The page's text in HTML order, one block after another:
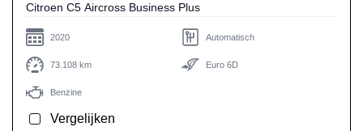
Citroen C5 Aircross Business Plus
2020 Automatisch
73.108 km Euro 6D
Benzine
Vergelijken